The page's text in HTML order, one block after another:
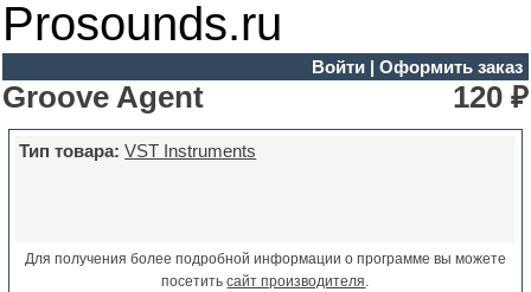
Prosounds.ru
Войти| Оформить заказ
Groove Agent 120 ₽
Тип товара: VST Instruments
Для получения более подробной информации о программе вы можете
посетитьсайт производителя.